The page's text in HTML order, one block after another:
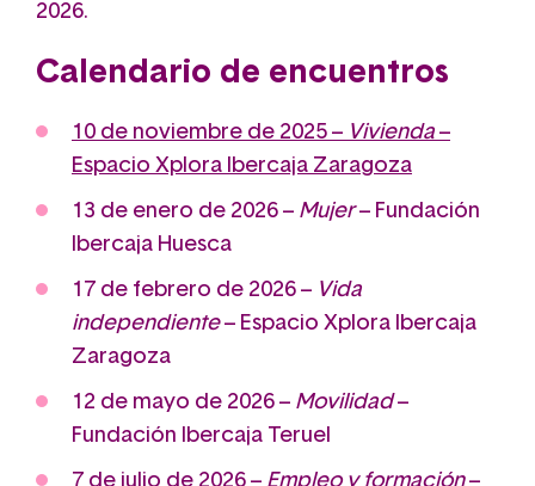
2026.
Calendario de encuentros
10 de noviembre de 2025 – Vivienda –
Espacio Xplora Ibercaja Zaragoza
13 de enero de 2026 – Mujer– Fundación
Ibercaja Huesca
17 de febrero de 2026 – Vida
independiente– Espacio Xplora Ibercaja
Zaragoza
12 de mayo de 2026 – Movilidad–
Fundación Ibercaja Teruel
7 de julio de 2026 – Empleo y formación–